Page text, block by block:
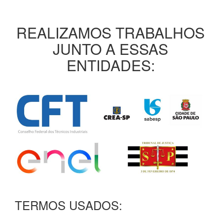
REALIZAMOS TRABALHOS
JUNTO A ESSAS
ENTIDADES:
TERMOS USADOS: